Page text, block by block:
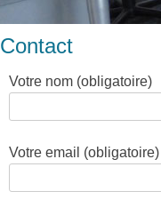
Contact
Votre nom (obligatoire)
Votre email (obligatoire)